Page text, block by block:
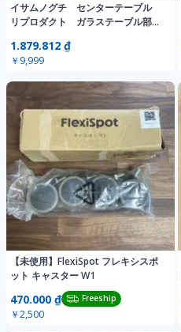
イサムノグチ センターテーブル
リプロダクト ガラステーブル部分
1.879.812 ₫
￥9,999
【未使用】FlexiSpot フレキシスポ
ット キャスター W1
470.000 ₫ Freeship
￥2,500